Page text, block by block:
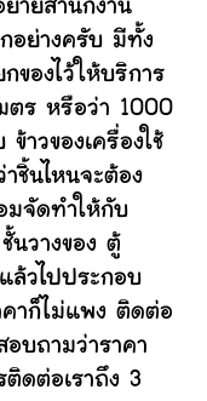
ายสำนักงาน
อย่างครับ มีทั้ง
ของไว้ให้บริการ
ตร หรือว่า 1000
าวของเครื่องใช้
ชิ้นไหนจะต้อง
มจัดทำให้กับ
นวางของ ตู้
ล้วไปประกอบ
คาก็ไม่แพง ติดต่อ
อบถามว่าราคา
ติดต่อเราถึง 3